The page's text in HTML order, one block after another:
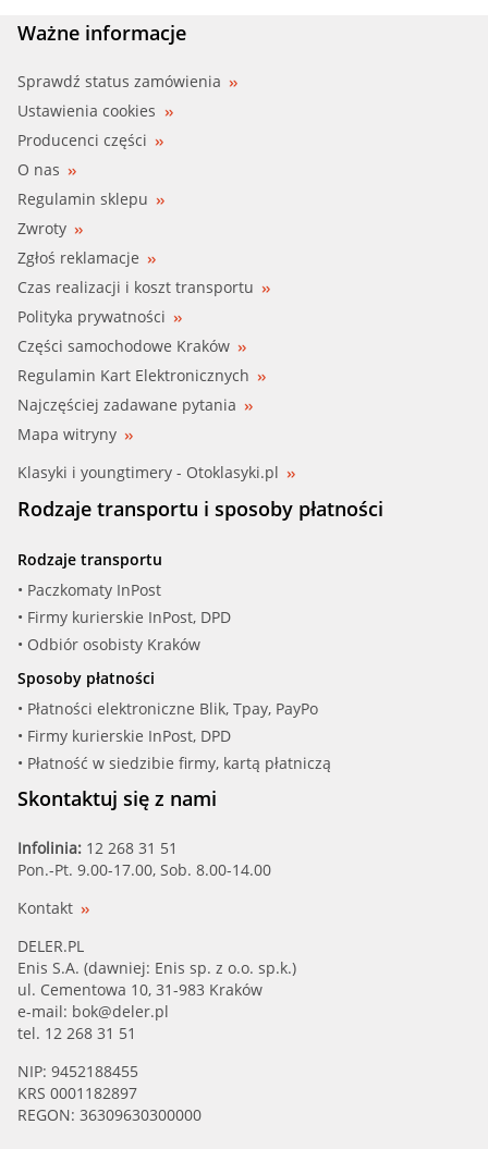
Ważne informacje
Sprawdź status zamówienia
Ustawienia cookies
Producenci części
O nas
Regulamin sklepu
Zwroty
Zgłoś reklamacje
Czas realizacji i koszt transportu
Polityka prywatności
Części samochodowe Kraków
Regulamin Kart Elektronicznych
Najczęściej zadawane pytania
Mapa witryny
Klasyki i youngtimery - Otoklasyki.pl
Rodzaje transportu i sposoby płatności
Rodzaje transportu
• Paczkomaty InPost
• Firmy kurierskie InPost, DPD
• Odbiór osobisty Kraków
Sposoby płatności
• Płatności elektroniczne Blik, Tpay, PayPo
• Firmy kurierskie InPost, DPD
• Płatność w siedzibie firmy, kartą płatniczą
Skontaktuj się z nami
Infolinia: 12 268 31 51
Pon.-Pt. 9.00-17.00, Sob. 8.00-14.00
Kontakt
DELER.PL
Enis S.A. (dawniej: Enis sp. z o.o. sp.k.)
ul. Cementowa 10, 31-983 Kraków
e-mail: bok@deler.pl
tel. 12 268 31 51
NIP: 9452188455
KRS 0001182897
REGON: 36309630300000